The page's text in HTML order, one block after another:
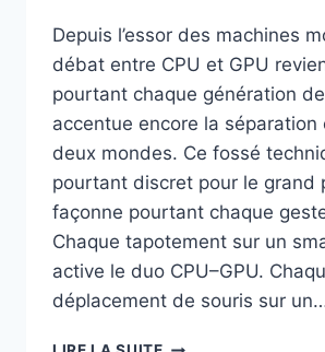
Depuis l’essor des machines
débat entre CPU et GPU
pourtant chaque génération
accentue encore la séparation
deux mondes. Ce fossé
pourtant discret pour le grand
façonne pourtant chaque
Chaque tapotement sur un
active le duo CPU–GPU.
déplacement de souris sur
CPU